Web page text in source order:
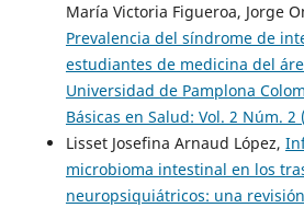
María Victoria Figueroa, Jorge
Prevalencia del síndrome de
estudiantes de medicina del
Universidad de Pamplona
Básicas en Salud: Vol. 2 Núm.
Lisset Josefina Arnaud López,
microbioma intestinal en los
neuropsiquiátricos: una